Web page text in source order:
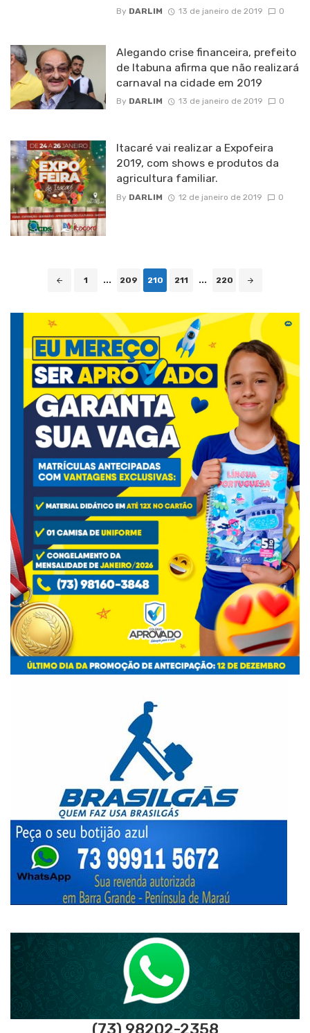
By DARLIM 13 de janeiro de 2019 0
Alegando crise financeira, prefeito
de Itabuna afirma que não realizará
carnaval na cidade em 2019
By DARLIM 13 de janeiro de 2019 0
Itacaré vai realizar a Expofeira
2019, com shows e produtos da
agricultura familiar.
By DARLIM 12 de janeiro de 2019 0
1 ... 209 210 211 ... 220